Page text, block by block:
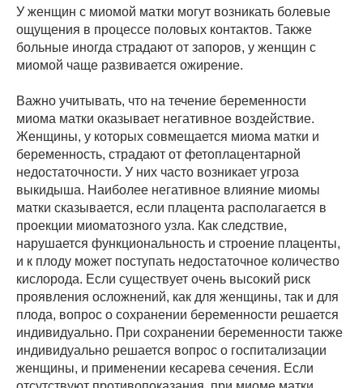
У женщин с миомой матки могут возникать болевые
ощущения в процессе половых контактов. Также
больные иногда страдают от запоров, у женщин с
миомой чаще развивается ожирение.
Важно учитывать, что на течение беременности
миома матки оказывает негативное воздействие.
Женщины, у которых совмещается миома матки и
беременность, страдают от фетоплацентарной
недостаточности. У них часто возникает угроза
выкидыша. Наиболее негативное влияние миомы
матки сказывается, если плацента располагается в
проекции миоматозного узла. Как следствие,
нарушается функциональность и строение плаценты,
и к плоду может поступать недостаточное количество
кислорода. Если существует очень высокий риск
проявления осложнений, как для женщины, так и для
плода, вопрос о сохранении беременности решается
индивидуально. При сохранении беременности также
индивидуально решается вопрос о госпитализации
женщины, и применении кесарева сечения. Если